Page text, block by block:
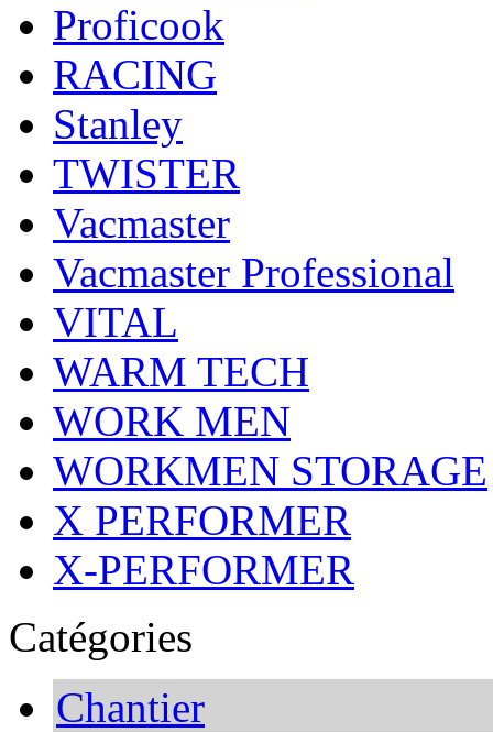
Proficook
RACING
Stanley
TWISTER
Vacmaster
Vacmaster Professional
VITAL
WARM TECH
WORK MEN
WORKMEN STORAGE
X PERFORMER
X-PERFORMER
Catégories
Chantier